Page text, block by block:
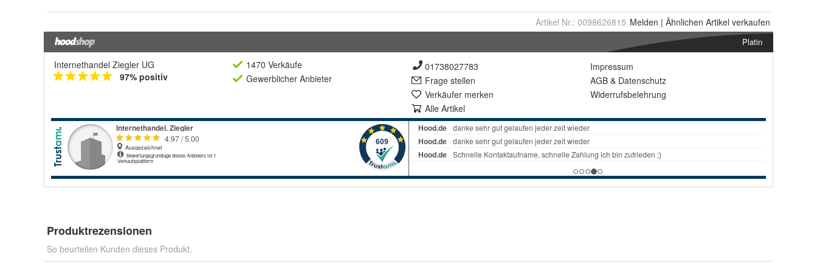
Artikel Nr.: 0098626815 Melden | Ähnlichen Artikel verkaufen
Platin
Internethandel Ziegler UG
97% positiv
1470 Verkäufe
Gewerblicher Anbieter
01738027783
Frage stellen
Verkäufer merken
Alle Artikel
Impressum
AGB & Datenschutz
Widerrufsbelehrung
Produktrezensionen
So beurteilen Kunden dieses Produkt.